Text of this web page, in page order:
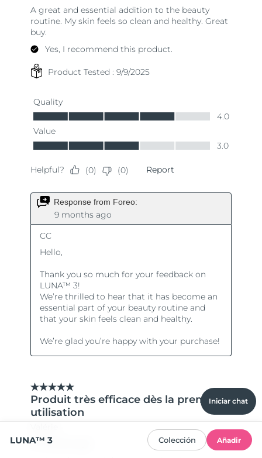
Iniciar chat
LUNA™ 3 Colección Añadir